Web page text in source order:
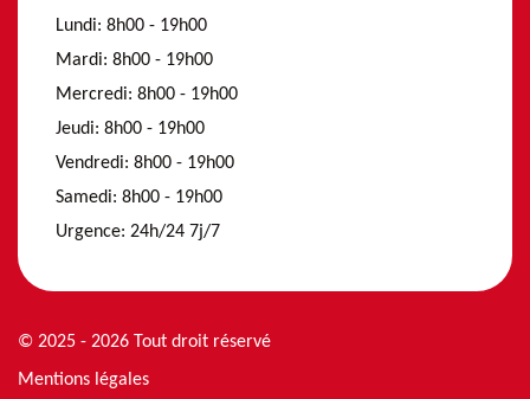
Lundi: 8h00 - 19h00
Mardi: 8h00 - 19h00
Mercredi: 8h00 - 19h00
Jeudi: 8h00 - 19h00
Vendredi: 8h00 - 19h00
Samedi: 8h00 - 19h00
Urgence: 24h/24 7j/7
© 2025 - 2026 Tout droit réservé
Mentions légales